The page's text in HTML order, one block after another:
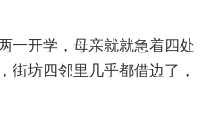
一开学，母亲就就急着四处
街坊四邻里几乎都借边了，